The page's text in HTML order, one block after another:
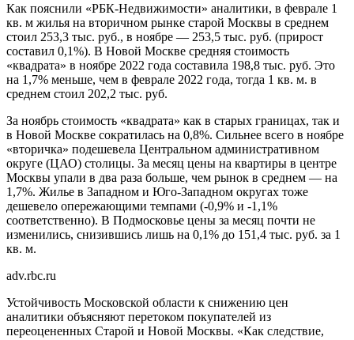
Как пояснили «РБК-Недвижимости» аналитики, в феврале 1
кв. м жилья на вторичном рынке старой Москвы в среднем
стоил 253,3 тыс. руб., в ноябре — 253,5 тыс. руб. (прирост
составил 0,1%). В Новой Москве средняя стоимость
«квадрата» в ноябре 2022 года составила 198,8 тыс. руб. Это
на 1,7% меньше, чем в феврале 2022 года, тогда 1 кв. м. в
среднем стоил 202,2 тыс. руб.
За ноябрь стоимость «квадрата» как в старых границах, так и
в Новой Москве сократилась на 0,8%. Сильнее всего в ноябре
«вторичка» подешевела Центральном административном
округе (ЦАО) столицы. За месяц цены на квартиры в центре
Москвы упали в два раза больше, чем рынок в среднем — на
1,7%. Жилье в Западном и Юго-Западном округах тоже
дешевело опережающими темпами (-0,9% и -1,1%
соответственно). В Подмосковье цены за месяц почти не
изменились, снизившись лишь на 0,1% до 151,4 тыс. руб. за 1
кв. м.
adv.rbc.ru
Устойчивость Московской области к снижению цен
аналитики объясняют перетоком покупателей из
переоцененных Старой и Новой Москвы. «Как следствие,